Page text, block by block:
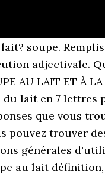
soupe.
adjectivale.
AU LAIT ET À
lait en 7
que vous
pouvez trouver
générales
au lait